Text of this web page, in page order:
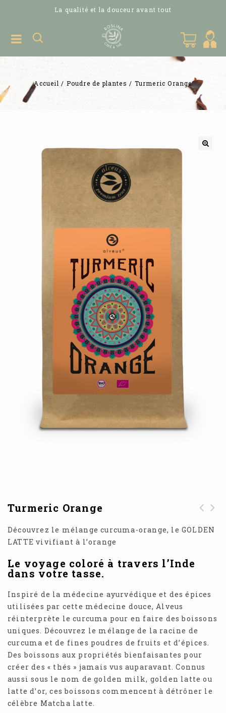
La qualité et la douceur avant tout
Accueil / Poudre de plantes / Turmeric Orange
Turmeric Orange
Découvrez le mélange curcuma-orange, le GOLDEN
LATTE vivifiant à l’orange
Le voyage coloré à travers l’Inde
dans votre tasse.
Inspiré de la médecine ayurvédique et des épices
utilisées par cette médecine douce, Alveus
réinterprète le curcuma pour en faire des boissons
uniques. Découvrez le mélange de la racine de
curcuma et de fines poudres de fruits et d’épices.
Des boissons aux propriétés bienfaisantes pour
créer des « thés » jamais vus auparavant. Connus
aussi sous le nom de golden milk, golden latte ou
latte d’or, ces boissons commencent à détrôner le
célèbre Matcha latte.